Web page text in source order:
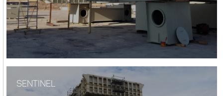
SENTINEL